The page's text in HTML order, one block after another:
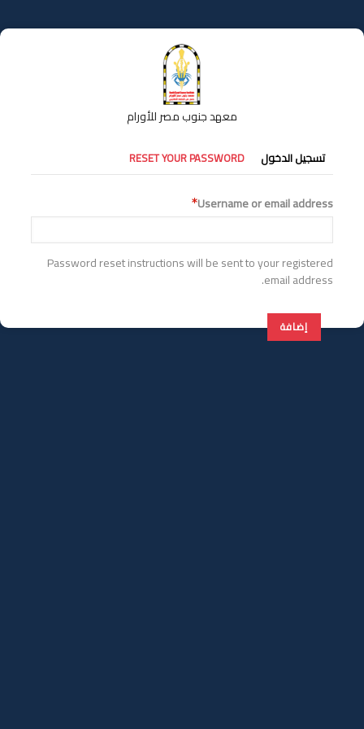
إلى
المحتوى
معهد جنوب مصر للأورام
التبويبات
الأساسية
تسجيل الدخول RESET YOUR PASSWORD
Username or email address
Password reset instructions will be sent to your registered
email address.